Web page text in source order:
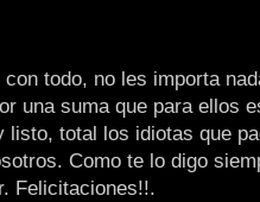
todo, no les importa
una suma que para ellos
listo, total los idiotas que
Como te lo digo
Felicitaciones!!.